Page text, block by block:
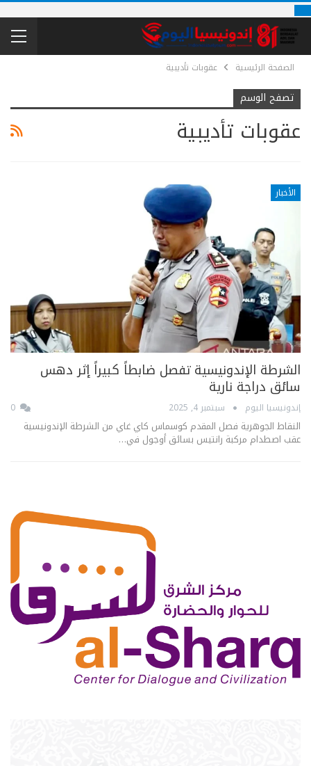
الصفحة الرئيسية عقوبات تأديبية
تصفح الوسم
عقوبات تأديبية
الأخبار
الشرطة الإندونيسية تفصل ضابطاً كبيراً إثر دهس
سائق دراجة نارية
إندونيسيا اليوم سبتمبر 4, 2025
النقاط الجوهرية فصل المقدم كوسماس كاي غاي من الشرطة الإندونيسية
عقب اصطدام مركبة رانتيس بسائق أوجول في…